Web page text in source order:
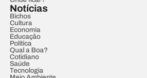
Notícias
Bichos
Cultura
Economia
Educação
Política
Qual a Boa?
Cotidiano
Saúde
Tecnologia